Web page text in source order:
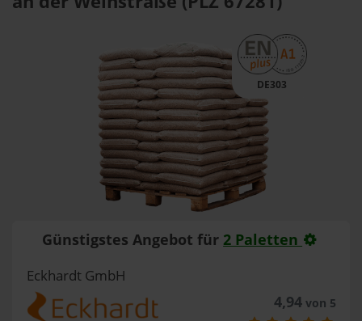
DE303
Günstigstes Angebot für 2 Paletten
Eckhardt GmbH
4,94von 5